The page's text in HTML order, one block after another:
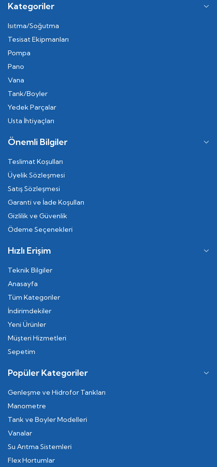
Kategoriler
Isıtma/Soğutma
Tesisat Ekipmanları
Pompa
Pano
Vana
Tank/Boyler
Yedek Parçalar
Usta İhtiyaçları
Önemli Bilgiler
Teslimat Koşulları
Üyelik Sözleşmesi
Satış Sözleşmesi
Garanti ve İade Koşulları
Gizlilik ve Güvenlik
Ödeme Seçenekleri
Hızlı Erişim
Teknik Bilgiler
Anasayfa
Tüm Kategoriler
İndirimdekiler
Yeni Ürünler
Müşteri Hizmetleri
Sepetim
Popüler Kategoriler
Genleşme ve Hidrofor Tankları
Manometre
Tank ve Boyler Modelleri
Vanalar
Su Arıtma Sistemleri
Flex Hortumlar